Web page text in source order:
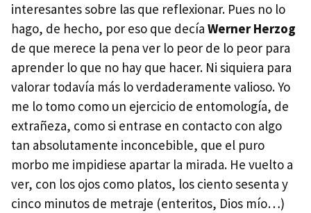
interesantes sobre las que reflexionar. Pues no lo
hago, de hecho, por eso que decía Werner Herzog
de que merece la pena ver lo peor de lo peor para
aprender lo que no hay que hacer. Ni siquiera para
valorar todavía más lo verdaderamente valioso. Yo
me lo tomo como un ejercicio de entomología, de
extrañeza, como si entrase en contacto con algo
tan absolutamente inconcebible, que el puro
morbo me impidiese apartar la mirada. He vuelto a
ver, con los ojos como platos, los ciento sesenta y
cinco minutos de metraje (enteritos, Dios mío…)